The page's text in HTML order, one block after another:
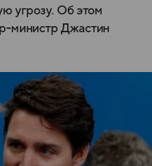
угрозу. Об этом
министр Джастин